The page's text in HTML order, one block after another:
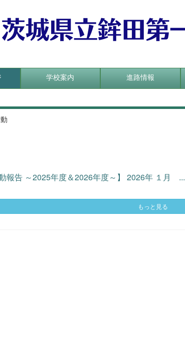
学校案内 進路情報
動報告 ～2025年度＆2026年度～】 2026年 １月 ...
もっと見る